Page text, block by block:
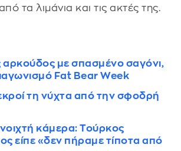
τα λιμάνια και τις ακτές της.
αρκούδος με σπασμένο σαγόνι,
Fat Bear Week
τη νύχτα από την σφοδρή
κάμερα: Τούρκος
είπε «δεν πήραμε τίποτα από